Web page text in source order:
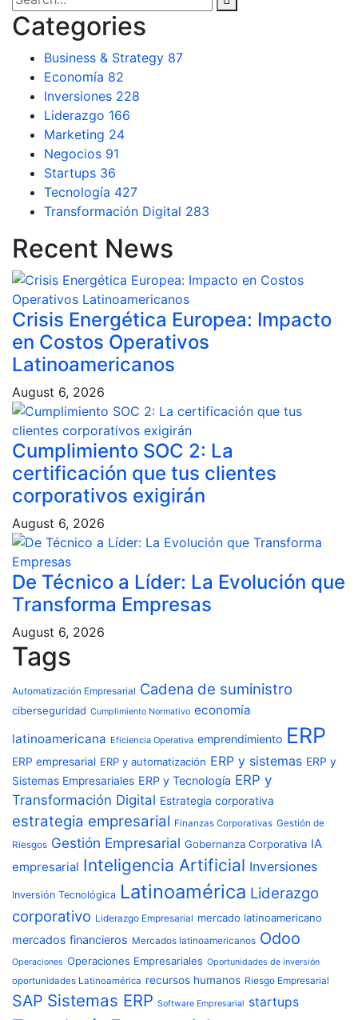
Categories
Business & Strategy 87
Economía 82
Inversiones 228
Liderazgo 166
Marketing 24
Negocios 91
Startups 36
Tecnología 427
Transformación Digital 283
Recent News
Crisis Energética Europea: Impacto
en Costos Operativos
Latinoamericanos
August 6, 2026
Cumplimiento SOC 2: La
certificación que tus clientes
corporativos exigirán
August 6, 2026
De Técnico a Líder: La Evolución que
Transforma Empresas
August 6, 2026
Tags
Automatización Empresarial Cadena de suministro
ciberseguridad Cumplimiento Normativo economía
latinoamericana Eficiencia Operativa emprendimiento ERP
ERP empresarial ERP y automatización ERP y sistemas ERP y
Sistemas Empresariales ERP y Tecnología ERP y
Transformación Digital Estrategia corporativa
estrategia empresarial Finanzas Corporativas Gestión de
Riesgos Gestión Empresarial Gobernanza Corporativa IA
empresarial Inteligencia Artificial Inversiones
Inversión Tecnológica Latinoamérica Liderazgo
corporativo Liderazgo Empresarial mercado latinoamericano
mercados financieros Mercados latinoamericanos Odoo
Operaciones Operaciones Empresariales Oportunidades de inversión
oportunidades Latinoamérica recursos humanos Riesgo Empresarial
SAP Sistemas ERP Software Empresarial startups